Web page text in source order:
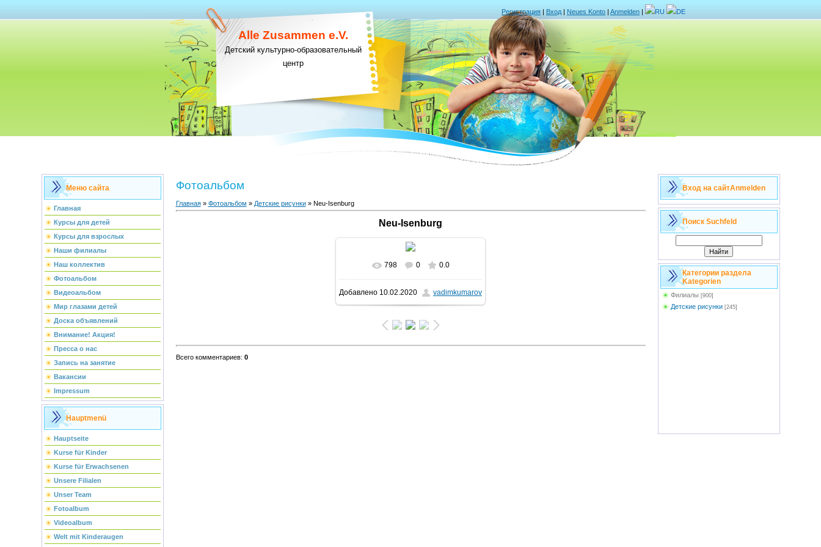
Регистрация | Вход | Neues Konto | Anmelden | RU DE
Alle Zusammen e.V.
Детский культурно-образовательный
центр
Меню сайта
Главная
Курсы для детей
Курсы для взрослых
Наши филиалы
Наш коллектив
Фотоальбом
Видеоальбом
Мир глазами детей
Доска объявлений
Внимание! Акция!
Пресса о нас
Запись на занятие
Вакансии
Impressum
Hauptmenü
Hauptseite
Kurse für Kinder
Kurse für Erwachsenen
Unsere Filialen
Unser Team
Fotoalbum
Videoalbum
Welt mit Kinderaugen
Фотоальбом
Главная» Фотоальбом » Детские рисунки» Neu-Isenburg
Neu-Isenburg
В реальном размере 1517x1138
352.1Kb
798 0 0.0
Добавлено 10.02.2020 vadimkumarov
Всего комментариев: 0
Вход на сайтAnmelden
Поиск Suchfeld
Категории раздела
Kategorien
Филиалы [900]
Детские рисунки [245]